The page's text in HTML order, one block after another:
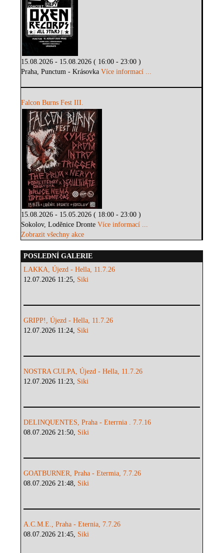
15.08.2026 - 15.08.2026 ( 16:00 - 23:00 )
Praha, Punctum - KrásovkaVíce informací ...
Falcon Burns Fest III.
15.08.2026 - 15.05.2026 ( 18:00 - 23:00 )
Sokolov, Loděnice DronteVíce informací ...
Zobrazit všechny akce
POSLEDNÍ GALERIE
LAKKA, Újezd - Hella, 11.7.26
12.07.2026 11:25, Siki
GRIPP!, Újezd - Hella, 11.7.26
12.07.2026 11:24, Siki
NOSTRA CULPA, Újezd - Hella, 11.7.26
12.07.2026 11:23, Siki
DELINQUENTES, Praha - Eterrnia . 7.7.16
08.07.2026 21:50, Siki
GOATBURNER, Praha - Etermia, 7.7.26
08.07.2026 21:48, Siki
A.C.M.E., Praha - Eternia, 7.7.26
08.07.2026 21:45, Siki